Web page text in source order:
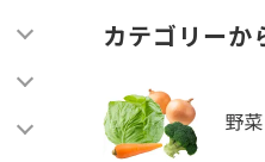
カテゴリーか